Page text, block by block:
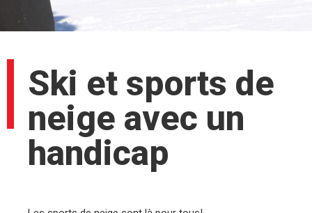
Ski et sports de
neige avec un
handicap